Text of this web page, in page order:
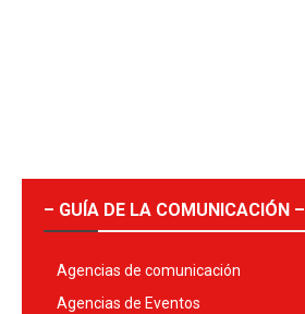
– GUÍA DE LA COMUNICACIÓN –
Agencias de comunicación
Agencias de Eventos